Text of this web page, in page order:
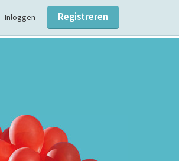
Inloggen Registreren